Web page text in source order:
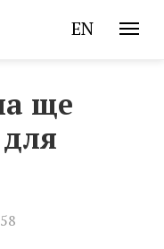
EN
ще